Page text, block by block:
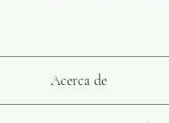
Acerca de